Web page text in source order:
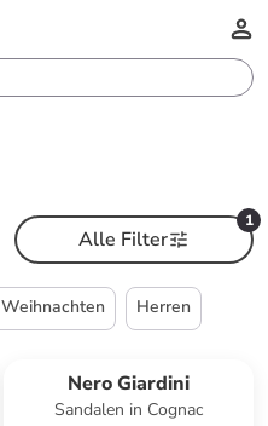
1
Alle Filter
Weihnachten Herren
Nero Giardini
Sandalen in Cognac